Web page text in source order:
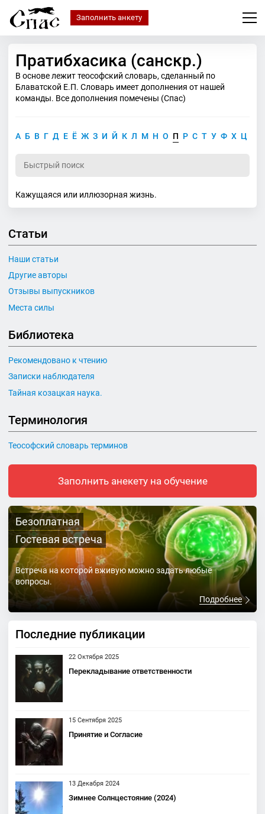
Заполнить анкету
Пратибхасика (санскр.)
В основе лежит теософский словарь, сделанный по
Блаватской Е.П. Словарь имеет дополнения от нашей
команды. Все дополнения помечены (Спас)
А Б В Г Д Е Ё Ж З И Й К Л М Н О П Р С Т У Ф Х Ц
Кажущаяся или иллюзорная жизнь.
Статьи
Наши статьи
Другие авторы
Отзывы выпускников
Места силы
Библиотека
Рекомендовано к чтению
Записки наблюдателя
Тайная козацкая наука.
Терминология
Теософский словарь терминов
Заполнить анекету на обучение
Безоплатная
Гостевая встреча
Встреча на которой вживую можно задать любые
вопросы.
Подробнее
Последние публикации
22 Октября 2025
Перекладывание ответственности
15 Сентября 2025
Принятие и Согласие
13 Декабря 2024
Зимнее Солнцестояние (2024)